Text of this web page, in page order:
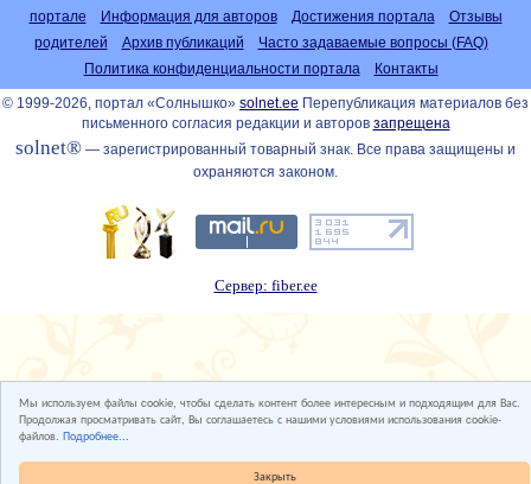
Закрыть
Мы используем файлы cookie, чтобы сделать контент более интересным и подходящим для Вас.
Продолжая просматривать сайт, Вы соглашаетесь с нашими условиями использования cookie-
файлов. Подробнее...
портале
Информация для авторов Достижения портала
Отзывы
родителей
Архив публикаций
Часто задаваемые вопросы (FAQ)
Политика конфиденциальности портала
Контакты
© 1999-2026, портал «Солнышко» solnet.ee Перепубликация материалов без
письменного согласия редакции и авторов запрещена
solnet® — зарегистрированный товарный знак. Все права защищены и
охраняются законом.
Сервер: fiber.ee